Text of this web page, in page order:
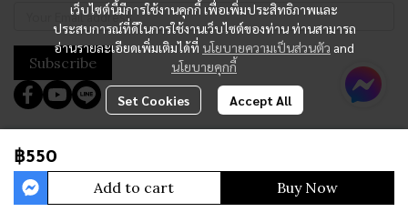
฿550
Add to cart
Buy Now
เว็บไซต์นี้มีการใช้งานคุกกี้ เพื่อเพิ่มประสิทธิภาพและ
ประสบการณ์ที่ดีในการใช้งานเว็บไซต์ของท่าน ท่านสามารถ
อ่านรายละเอียดเพิ่มเติมได้ที่ นโยบายความเป็นส่วนตัว and
นโยบายคุกกี้
Set Cookies Accept All
Subscribe
Copyright 2023 | All Rights Reserved | Powered by MWE
Today Visitor4,644
Powered By MakeWebEasy